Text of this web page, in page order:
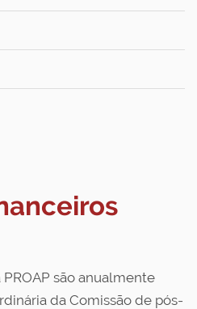
são anualmente
da Comissão de pós-